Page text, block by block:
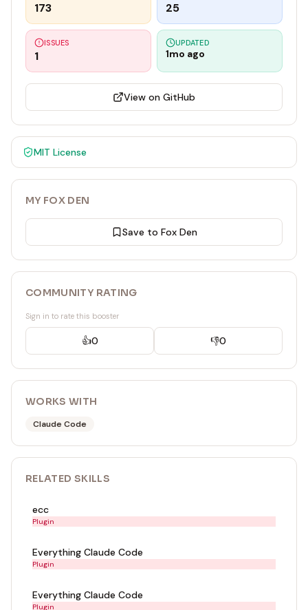
173 25
ISSUES
1
UPDATED
1mo ago
View on GitHub
MIT License
MY FOX DEN
Save to Fox Den
COMMUNITY RATING
Sign in to rate this booster
👍0 👎0
WORKS WITH
Claude Code
RELATED SKILLS
ecc
Plugin
Everything Claude Code
Plugin
Everything Claude Code
Plugin